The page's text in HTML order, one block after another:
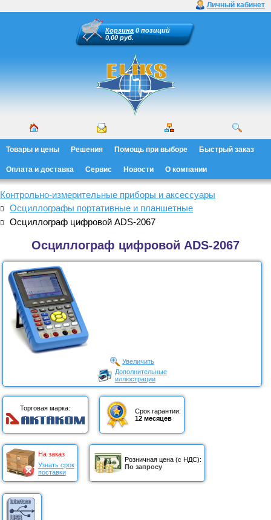
Личный кабинет
Корзина 0 позиций
0,00 руб.
Товары и цены Решения Помощь при выборе Быстрый заказ
Оплата и доставка Сервис Новости О компании
Контрольно-измерительные приборы и аксессуары
Осциллографы портативные и планшетные
Осциллограф цифровой ADS-2067
Осциллограф цифровой ADS-2067
Увеличить
Дополнительные
иллюстрации
Торговая марка:
Срок гарантии:
12 месяцев
На заказ
Узнать срок
поставки
Розничная цена (с НДС):
По запросу